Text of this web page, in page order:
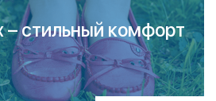
стильный комфорт